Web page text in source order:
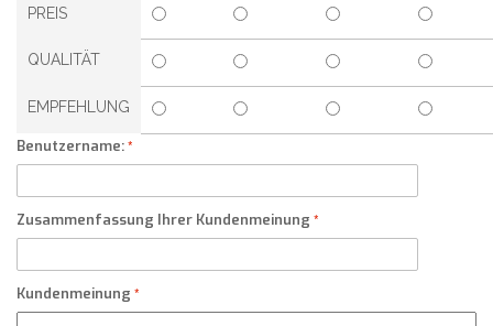
PREIS
QUALITÄT
EMPFEHLUNG
Benutzername:
Zusammenfassung Ihrer Kundenmeinung
Kundenmeinung